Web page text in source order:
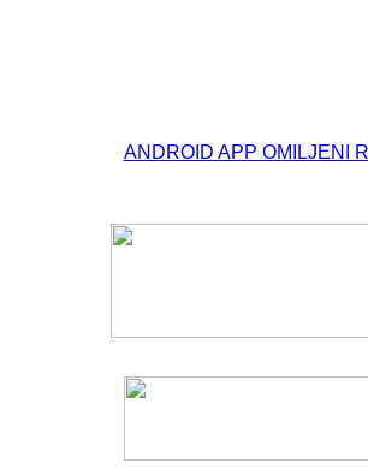
ANDROID APP OMILJENI